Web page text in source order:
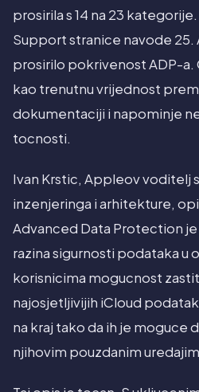
prosirila s 14 na 23
Support stranice navode 25.
prosirilo pokrivenost ADP-a.
kao trenutnu vrijednost
dokumentaciji i napominje
tocnosti.
Ivan Krstic, Appleov voditelj
inzenjeringa i arhitekture,
Advanced Data Protection
razina sigurnosti podataka u
korisnicima mogucnost
najosjetljivijih iCloud
na kraj tako da ih je moguce
njihovim pouzdanim